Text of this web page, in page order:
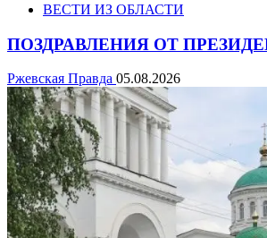
ВЕСТИ ИЗ ОБЛАСТИ
ПОЗДРАВЛЕНИЯ ОТ
Ржевская Правда 05.08.2026